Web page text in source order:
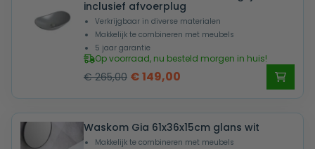
inclusief afvoerplug
Verkrijgbaar in diverse materialen
Makkelijk te combineren met meubels
5 jaar garantie
Op voorraad, nu besteld morgen in huis!
€265,00 Oorspronkelijke
was:
€ 265,00.
€149,00
is:
€ 149,00.
Waskom Gia 61x36x15cm glans wit
Makkelijk te combineren met meubels